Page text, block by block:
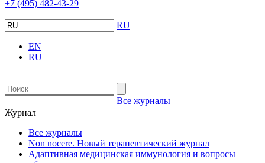
+7 (495) 482-43-29
RU
EN
RU
Все журналы
Журнал
Все журналы
Non nocere. Новый терапевтический журнал
Адаптивная медицинская иммунология и вопросы